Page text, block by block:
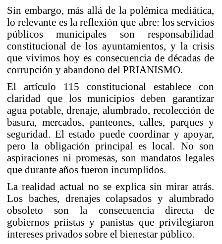
Sin embargo, más allá de la polémica mediática,
lo relevante es la reflexión que abre: los servicios
públicos municipales son responsabilidad
constitucional de los ayuntamientos, y la crisis
que vivimos hoy es consecuencia de décadas de
corrupción y abandono del PRIANISMO.
El artículo 115 constitucional establece con
claridad que los municipios deben garantizar
agua potable, drenaje, alumbrado, recolección de
basura, mercados, panteones, calles, parques y
seguridad. El estado puede coordinar y apoyar,
pero la obligación principal es local. No son
aspiraciones ni promesas, son mandatos legales
que durante años fueron incumplidos.
La realidad actual no se explica sin mirar atrás.
Los baches, drenajes colapsados y alumbrado
obsoleto son la consecuencia directa de
gobiernos priistas y panistas que privilegiaron
intereses privados sobre el bienestar público.